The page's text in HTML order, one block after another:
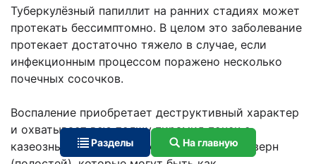
Туберкулёзный папиллит на ранних стадиях может
протекать бессимптомно. В целом это заболевание
протекает достаточно тяжело в случае, если
инфекционным процессом поражено несколько
почечных сосочков.
Воспаление приобретает деструктивный характер
и охватывает всю толщу пирамид почек с
казеозным распадом и формированием каверн
Разделы На главную